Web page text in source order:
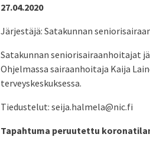
27.04.2020
Järjestäjä: Satakunnan
Satakunnan seniorisairaanhoitajat
Ohjelmassa sairaanhoitaja Kaija
terveyskeskuksessa.
Tiedustelut: seija.halmela@nic.fi
Tapahtuma peruutettu